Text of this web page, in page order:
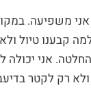
משפיעה.
קבענו טיול
אני יכולה
רק לקטר